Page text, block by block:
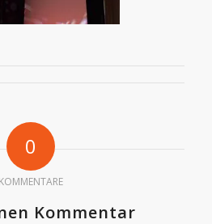
0
KOMMENTARE
Kommentar